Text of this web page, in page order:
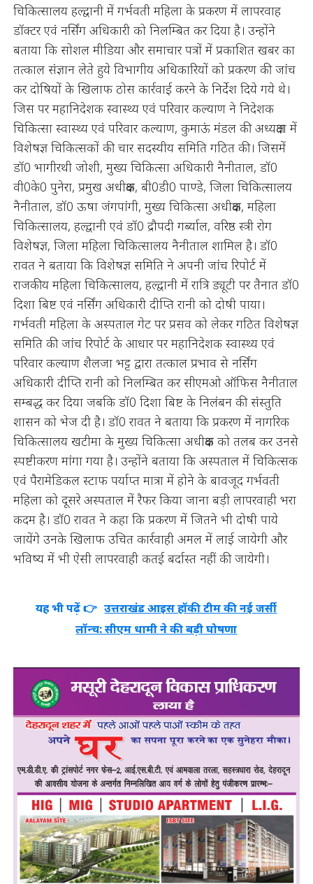
चिकित्सालय हल्द्वानी में गर्भवती महिला के प्रकरण में लापरवाह
डॉक्टर एवं नर्सिंग अधिकारी को निलम्बित कर दिया है। उन्होंने
बताया कि सोशल मीडिया और समाचार पत्रों में प्रकाशित खबर का
तत्काल संज्ञान लेते हुये विभागीय अधिकारियों को प्रकरण की जांच
कर दोषियों के खिलाफ ठोस कार्रवाई करने के निर्देश दिये गये थे।
जिस पर महानिदेशक स्वास्थ्य एवं परिवार कल्याण ने निदेशक
चिकित्सा स्वास्थ्य एवं परिवार कल्याण, कुमाऊं मंडल की अध्यक्षता में
विशेषज्ञ चिकित्सकों की चार सदस्यीय समिति गठित की। जिसमें
डॉ0 भागीरथी जोशी, मुख्य चिकित्सा अधिकारी नैनीताल, डॉ0
वी0के0 पुनेरा, प्रमुख अधीक्षक, बी0डी0 पाण्डे, जिला चिकित्सालय
नैनीताल, डॉ0 ऊषा जंगपांगी, मुख्य चिकित्सा अधीक्षक, महिला
चिकित्सालय, हल्द्वानी एवं डॉ0 द्रौपदी गर्ब्याल, वरिष्ठ स्त्री रोग
विशेषज्ञ, जिला महिला चिकित्सालय नैनीताल शामिल है। डॉ0
रावत ने बताया कि विशेषज्ञ समिति ने अपनी जांच रिपोर्ट में
राजकीय महिला चिकित्सालय, हल्द्वानी में रात्रि ड्यूटी पर तैनात डॉ0
दिशा बिष्ट एवं नर्सिंग अधिकारी दीप्ति रानी को दोषी पाया।
गर्भवती महिला के अस्पताल गेट पर प्रसव को लेकर गठित विशेषज्ञ
समिति की जांच रिपोर्ट के आधार पर महानिदेशक स्वास्थ्य एवं
परिवार कल्याण शैलजा भट्ट द्वारा तत्काल प्रभाव से नर्सिंग
अधिकारी दीप्ति रानी को निलम्बित कर सीएमओ ऑफिस नैनीताल
सम्बद्ध कर दिया जबकि डॉ0 दिशा बिष्ट के निलंबन की संस्तुति
शासन को भेज दी है। डॉ0 रावत ने बताया कि प्रकरण में नागरिक
चिकित्सालय खटीमा के मुख्य चिकित्सा अधीक्षक को तलब कर उनसे
स्पष्टीकरण मांगा गया है। उन्होंने बताया कि अस्पताल में चिकित्सक
एवं पैरामेडिकल स्टाफ पर्याप्त मात्रा में होने के बावजूद गर्भवती
महिला को दूसरे अस्पताल में रैफर किया जाना बड़ी लापरवाही भरा
कदम है। डॉ0 रावत ने कहा कि प्रकरण में जितने भी दोषी पाये
जायेंगे उनके खिलाफ उचित कार्रवाही अमल में लाई जायेगी और
भविष्य में भी ऐसी लापरवाही कतई बर्दास्त नहीं की जायेगी।
यह भी पढ़ें 👉 उत्तराखंड आइस हॉकी टीम की नई जर्सी
लॉन्च: सीएम धामी ने की बड़ी घोषणा